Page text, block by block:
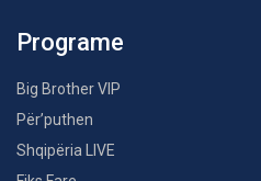
Programe
Big Brother VIP
Për’puthen
Shqipëria LIVE